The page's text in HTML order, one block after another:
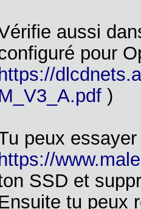
aussi
pour
https://
)
peux
https://
SSD et
tu peux